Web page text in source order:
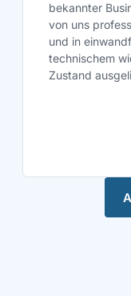
bekannter
von uns
und in
technischem
Zustand